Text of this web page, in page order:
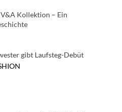
Kollektion – Ein
gibt Laufsteg-Debüt